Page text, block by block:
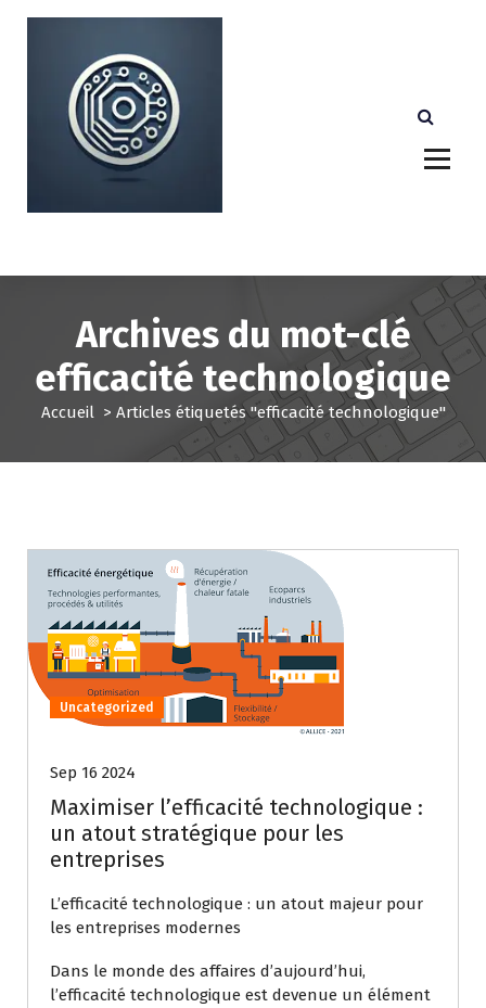
e
Archives du mot-clé
efficacité technologique
Accueil> Articles étiquetés "efficacité technologique"
Uncategorized
Sep 16 2024
Maximiser l’efficacité technologique :
un atout stratégique pour les
entreprises
L’efficacité technologique : un atout majeur pour
les entreprises modernes
Dans le monde des affaires d’aujourd’hui,
l’efficacité technologique est devenue un élément